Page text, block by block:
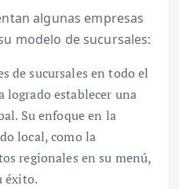
algunas empresas
modelo de sucursales:
de sucursales en todo el
logrado establecer una
Su enfoque en la
local, como la
regionales en su menú,
éxito.